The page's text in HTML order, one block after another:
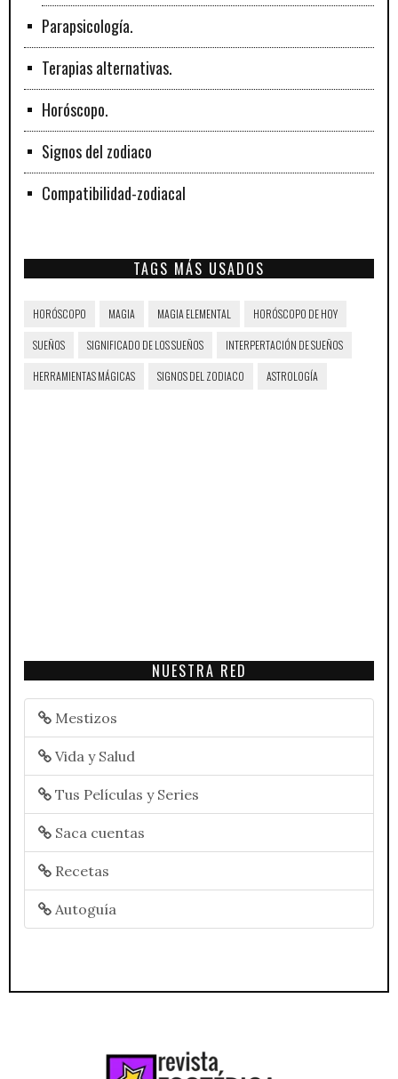
Parapsicología.
Terapias alternativas.
Horóscopo.
Signos del zodiaco
Compatibilidad-zodiacal
TAGS MÁS USADOS
HORÓSCOPO MAGIA MAGIA ELEMENTAL HORÓSCOPO DE HOY
SUEÑOS SIGNIFICADO DE LOS SUEÑOS INTERPERTACIÓN DE SUEÑOS
HERRAMIENTAS MÁGICAS SIGNOS DEL ZODIACO ASTROLOGÍA
NUESTRA RED
Mestizos
Vida y Salud
Tus Películas y Series
Saca cuentas
Recetas
Autoguía